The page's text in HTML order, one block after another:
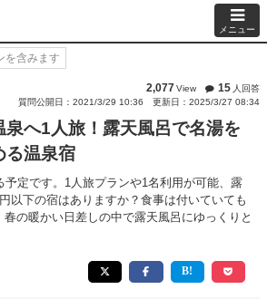
メニュー
を含みます
2,077View 15 人回答
質問公開日：2021/3/29 10:36
更新日：2025/3/27 08:34
泉へ1人旅！露天風呂で名湯を
る温泉宿
予定です。1人旅プランや1名利用が可能、露
以下の宿はありますか？食事は付いていても
の暖かい日差しの中で露天風呂にゆっくりと